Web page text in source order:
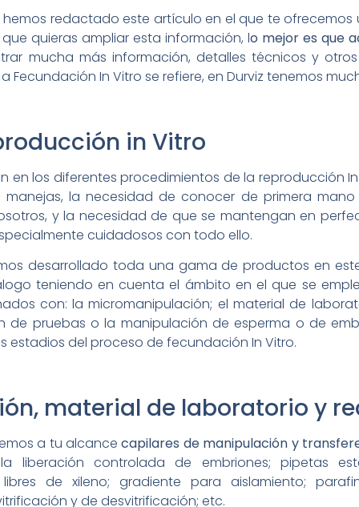
redactado este artículo en el que te ofrecemos
quieras ampliar esta información, lo mejor es que
mucha más información, detalles técnicos y
Fecundación In Vitro se refiere, en Durviz tenemos
in Vitro
en los diferentes procedimientos de la reproducción
manejas, la necesidad de conocer de primera
y la necesidad de que se mantengan en
cuidadosos con todo ello.
desarrollado toda una gama de productos en
teniendo en cuenta el ámbito en el que se
con: la micromanipulación; el material de
de pruebas o la manipulación de esperma o de
estadios del proceso de fecundación In Vitro.
material de laboratorio y
a tu alcancecapilares de manipulación y
liberación controlada de embriones; pipetas
de xileno; gradiente para aislamiento;
y de desvitrificación; etc.